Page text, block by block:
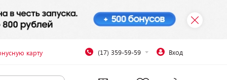
карту (17) 359-59-59 Вход